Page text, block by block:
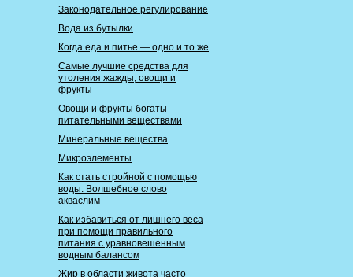
Законодательное регулирование
Вода из бутылки
Когда еда и питье — одно и то же
Самые лучшие средства для
утоления жажды, овощи и
фрукты
Овощи и фрукты богаты
питательными веществами
Минеральные вещества
Микроэлементы
Как стать стройной с помощью
воды. Волшебное слово
акваслим
Как избавиться от лишнего веса
при помощи правильного
питания с уравновешенным
водным балансом
Жир в области живота часто